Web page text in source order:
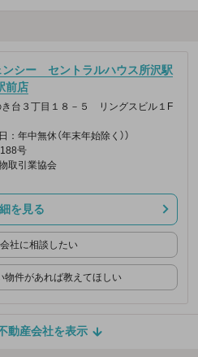
ンシー セントラルハウス所沢駅
前店
き台３丁目１８－５ リングスビル１F
：年中無休（年末年始除く））
号
取引業協会
を見る
社に相談したい
物件があれば教えてほしい
動産会社を表示